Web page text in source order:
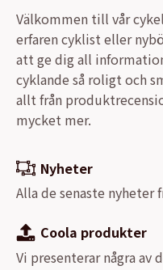
Välkommen till vår
erfaren cyklist eller
att ge dig all
cyklande så roligt och
allt från
mycket mer.
Nyheter
Alla de senaste nyheter
Coola produkter
Vi presenterar några av